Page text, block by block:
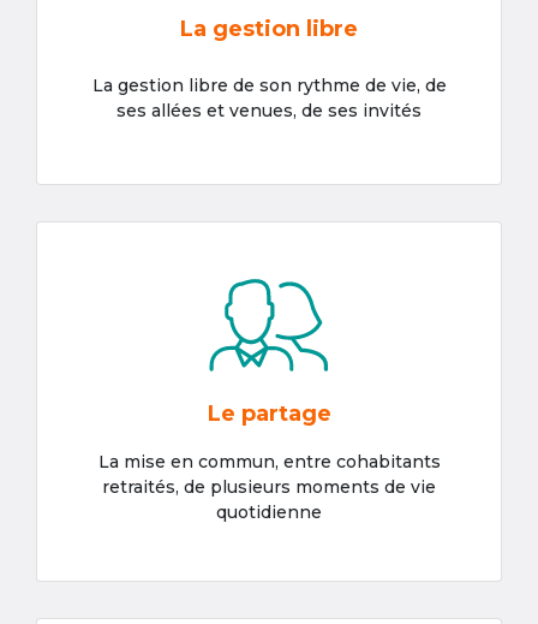
La gestion libre
La gestion libre de son rythme de vie, de
ses allées et venues, de ses invités
Le partage
La mise en commun, entre cohabitants
retraités, de plusieurs moments de vie
quotidienne